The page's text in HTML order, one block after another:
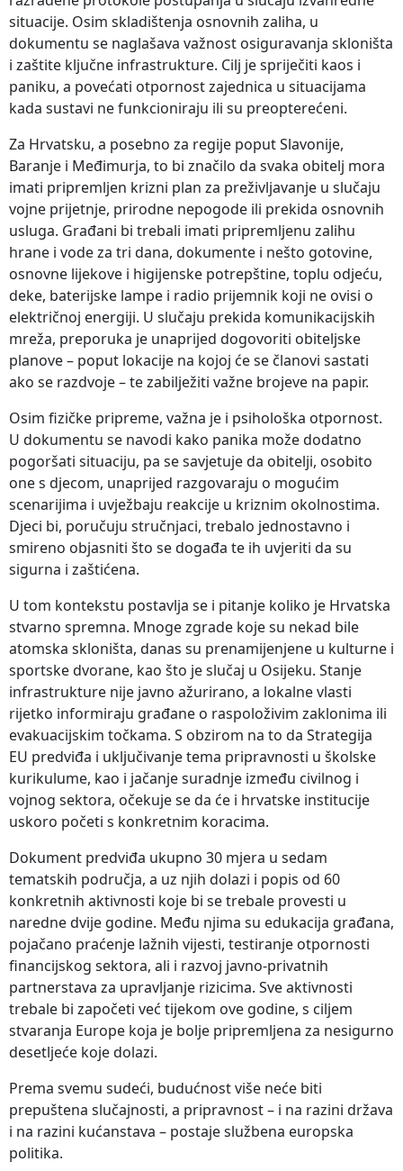
situacije. Osim skladištenja osnovnih zaliha, u
dokumentu se naglašava važnost osiguravanja skloništa
i zaštite ključne infrastrukture. Cilj je spriječiti kaos i
paniku, a povećati otpornost zajednica u situacijama
kada sustavi ne funkcioniraju ili su preopterećeni.
Za Hrvatsku, a posebno za regije poput Slavonije,
Baranje i Međimurja, to bi značilo da svaka obitelj mora
imati pripremljen krizni plan za preživljavanje u slučaju
vojne prijetnje, prirodne nepogode ili prekida osnovnih
usluga. Građani bi trebali imati pripremljenu zalihu
hrane i vode za tri dana, dokumente i nešto gotovine,
osnovne lijekove i higijenske potrepštine, toplu odjeću,
deke, baterijske lampe i radio prijemnik koji ne ovisi o
električnoj energiji. U slučaju prekida komunikacijskih
mreža, preporuka je unaprijed dogovoriti obiteljske
planove – poput lokacije na kojoj će se članovi sastati
ako se razdvoje – te zabilježiti važne brojeve na papir.
Osim fizičke pripreme, važna je i psihološka otpornost.
U dokumentu se navodi kako panika može dodatno
pogoršati situaciju, pa se savjetuje da obitelji, osobito
one s djecom, unaprijed razgovaraju o mogućim
scenarijima i uvježbaju reakcije u kriznim okolnostima.
Djeci bi, poručuju stručnjaci, trebalo jednostavno i
smireno objasniti što se događa te ih uvjeriti da su
sigurna i zaštićena.
U tom kontekstu postavlja se i pitanje koliko je Hrvatska
stvarno spremna. Mnoge zgrade koje su nekad bile
atomska skloništa, danas su prenamijenjene u kulturne i
sportske dvorane, kao što je slučaj u Osijeku. Stanje
infrastrukture nije javno ažurirano, a lokalne vlasti
rijetko informiraju građane o raspoloživim zaklonima ili
evakuacijskim točkama. S obzirom na to da Strategija
EU predviđa i uključivanje tema pripravnosti u školske
kurikulume, kao i jačanje suradnje između civilnog i
vojnog sektora, očekuje se da će i hrvatske institucije
uskoro početi s konkretnim koracima.
Dokument predviđa ukupno 30 mjera u sedam
tematskih područja, a uz njih dolazi i popis od 60
konkretnih aktivnosti koje bi se trebale provesti u
naredne dvije godine. Među njima su edukacija građana,
pojačano praćenje lažnih vijesti, testiranje otpornosti
financijskog sektora, ali i razvoj javno-privatnih
partnerstava za upravljanje rizicima. Sve aktivnosti
trebale bi započeti već tijekom ove godine, s ciljem
stvaranja Europe koja je bolje pripremljena za nesigurno
desetljeće koje dolazi.
Prema svemu sudeći, budućnost više neće biti
prepuštena slučajnosti, a pripravnost – i na razini država
i na razini kućanstava – postaje službena europska
politika.